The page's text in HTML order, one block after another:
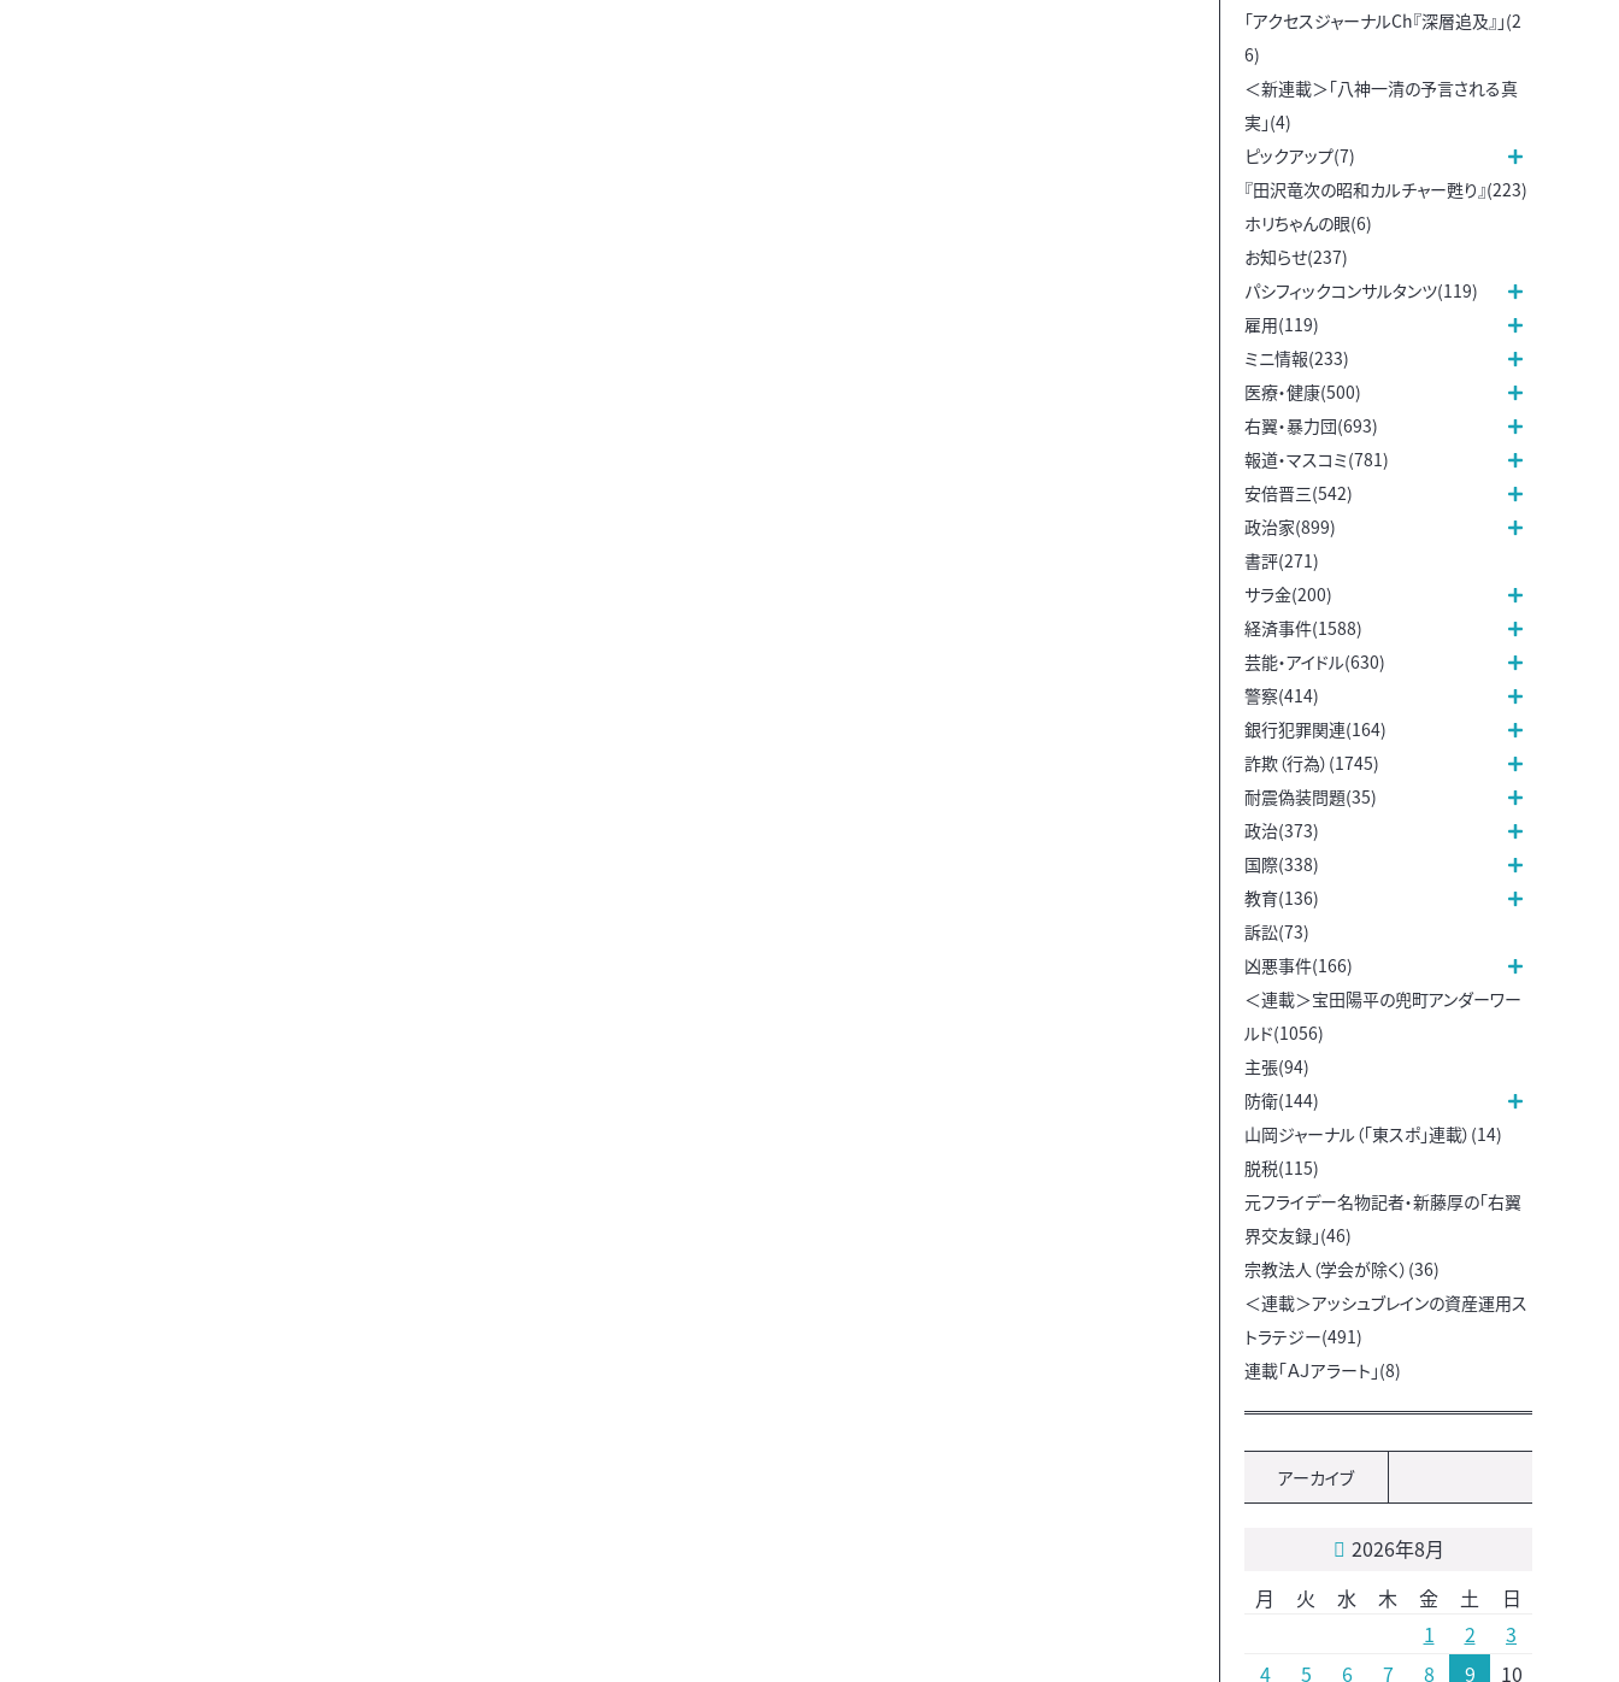
「アクセスジャーナルCh『深層追及』」(2
6)
＜新連載＞「八神一清の予言される真
実」(4)
ピックアップ(7)
『田沢竜次の昭和カルチャー甦り』(223)
ホリちゃんの眼(6)
お知らせ(237)
パシフィックコンサルタンツ(119)
雇用(119)
ミニ情報(233)
医療・健康(500)
右翼・暴力団(693)
報道・マスコミ(781)
安倍晋三(542)
政治家(899)
書評(271)
サラ金(200)
経済事件(1588)
芸能・アイドル(630)
警察(414)
銀行犯罪関連(164)
詐欺（行為）(1745)
耐震偽装問題(35)
政治(373)
国際(338)
教育(136)
訴訟(73)
凶悪事件(166)
＜連載＞宝田陽平の兜町アンダーワー
ルド(1056)
主張(94)
防衛(144)
山岡ジャーナル（「東スポ」連載）(14)
脱税(115)
元フライデー名物記者・新藤厚の「右翼
界交友録」(46)
宗教法人（学会が除く）(36)
＜連載＞アッシュブレインの資産運用ス
トラテジー(491)
連載「ＡＪアラート」(8)
アーカイブ
2026年8月
月
火 水 木 金 土
日
1
2
3
4
5 6 7 8 9 10